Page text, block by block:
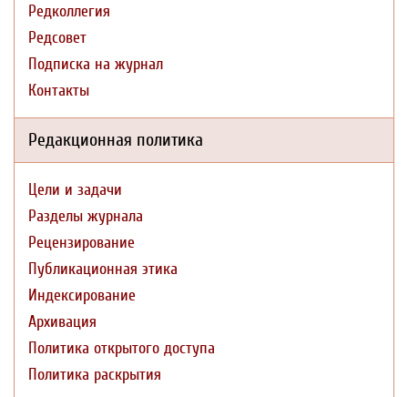
Редколлегия
Редсовет
Подписка на журнал
Контакты
Редакционная политика
Цели и задачи
Разделы журнала
Рецензирование
Публикационная этика
Индексирование
Архивация
Политика открытого доступа
Политика раскрытия